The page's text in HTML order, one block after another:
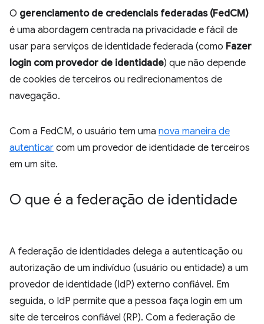
O gerenciamento de credenciais federadas (FedCM)
é uma abordagem centrada na privacidade e fácil de
usar para serviços de identidade federada (como Fazer
login com provedor de identidade) que não depende
de cookies de terceiros ou redirecionamentos de
navegação.
Com a FedCM, o usuário tem uma nova maneira de
autenticar com um provedor de identidade de terceiros
em um site.
O que é a federação de identidade
A federação de identidades delega a autenticação ou
autorização de um indivíduo (usuário ou entidade) a um
provedor de identidade (IdP) externo confiável. Em
seguida, o IdP permite que a pessoa faça login em um
site de terceiros confiável (RP). Com a federação de